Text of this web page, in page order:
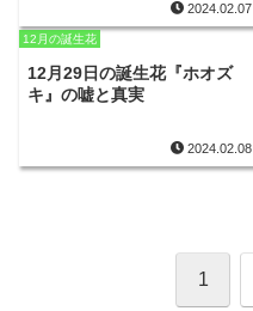
2024.02.07
12月の誕生花
12月29日の誕生花『ホオズ
キ』の嘘と真実
2024.02.08
1